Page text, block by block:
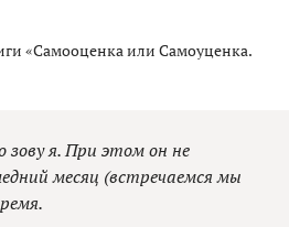
«Самооценка или Самоуценка.
зову я. При этом он не
месяц (встречаемся мы